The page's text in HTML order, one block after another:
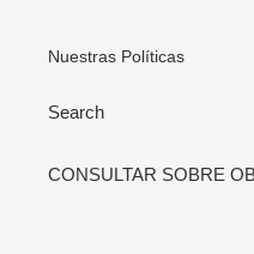
Nuestras Políticas
Search
CONSULTAR SOBRE